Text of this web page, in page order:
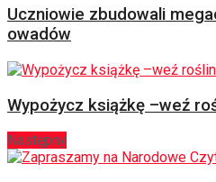
Uczniowie zbudowali
owadów
Wypożycz książkę –weź
Następny